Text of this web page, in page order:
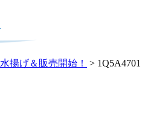
揚げ＆販売開始！ > 1Q5A4701